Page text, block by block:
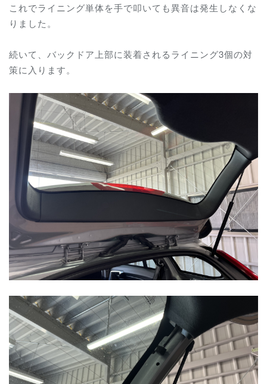
これでライニング単体を手で叩いても異音は発生しなくな
りました。
続いて、バックドア上部に装着されるライニング3個の対
策に入ります。